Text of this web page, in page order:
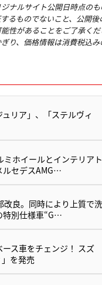
ナルサイト公開日時点の
るものでないこと、公開
性があることをご了承くだ
り、価格情報は消費税込み
リア」、「ステルヴィ
ホイールとインテリアト
ルセデスAMG…
改良。同時により上質で洗
特別仕様車“G…
ス車をチェンジ！ スズ
を発売